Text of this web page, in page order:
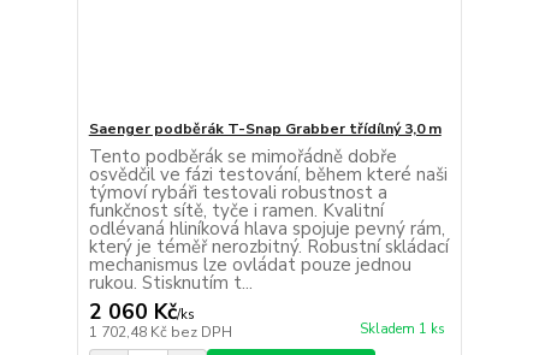
Saenger podběrák T-Snap Grabber třídílný 3,0 m
Tento podběrák se mimořádně dobře
osvědčil ve fázi testování, během které naši
týmoví rybáři testovali robustnost a
funkčnost sítě, tyče i ramen. Kvalitní
odlévaná hliníková hlava spojuje pevný rám,
který je téměř nerozbitný. Robustní skládací
mechanismus lze ovládat pouze jednou
rukou. Stisknutím t...
2 060 Kč/ks
1 702,48 Kč bez DPH Skladem 1 ks